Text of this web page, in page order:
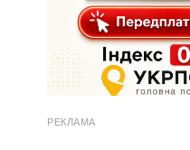
РЕКЛАМА